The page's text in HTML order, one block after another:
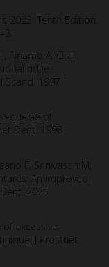
Tenth Edition.
A. Oral
ridge
1997
of
Dent. 1998
F, Srinivasan M,
An improved
2025
excessive
J Prosthet